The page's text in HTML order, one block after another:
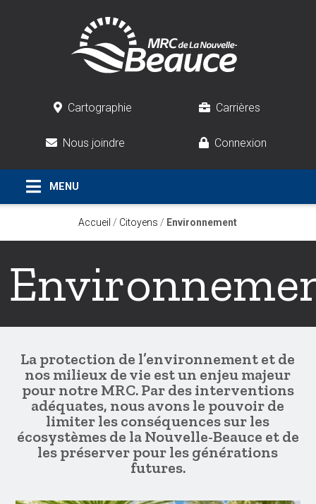
Cartographie Carrières
Nous joindre Connexion
Accueil / Citoyens / Environnement
La protection de l’environnement et de
nos milieux de vie est un enjeu majeur
pour notre MRC. Par des interventions
adéquates, nous avons le pouvoir de
limiter les conséquences sur les
écosystèmes de la Nouvelle-Beauce et de
les préserver pour les générations
futures.